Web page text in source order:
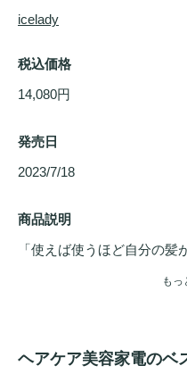
icelady
税込価格
14,080円
発売日
2023/7/18
商品説明
「使えば使うほど自分の
累計販売台数480万台を超
もっ
ヘアケア美容家電のベ